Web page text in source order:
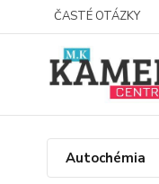
ČASTÉ OTÁZKY
Autochémia